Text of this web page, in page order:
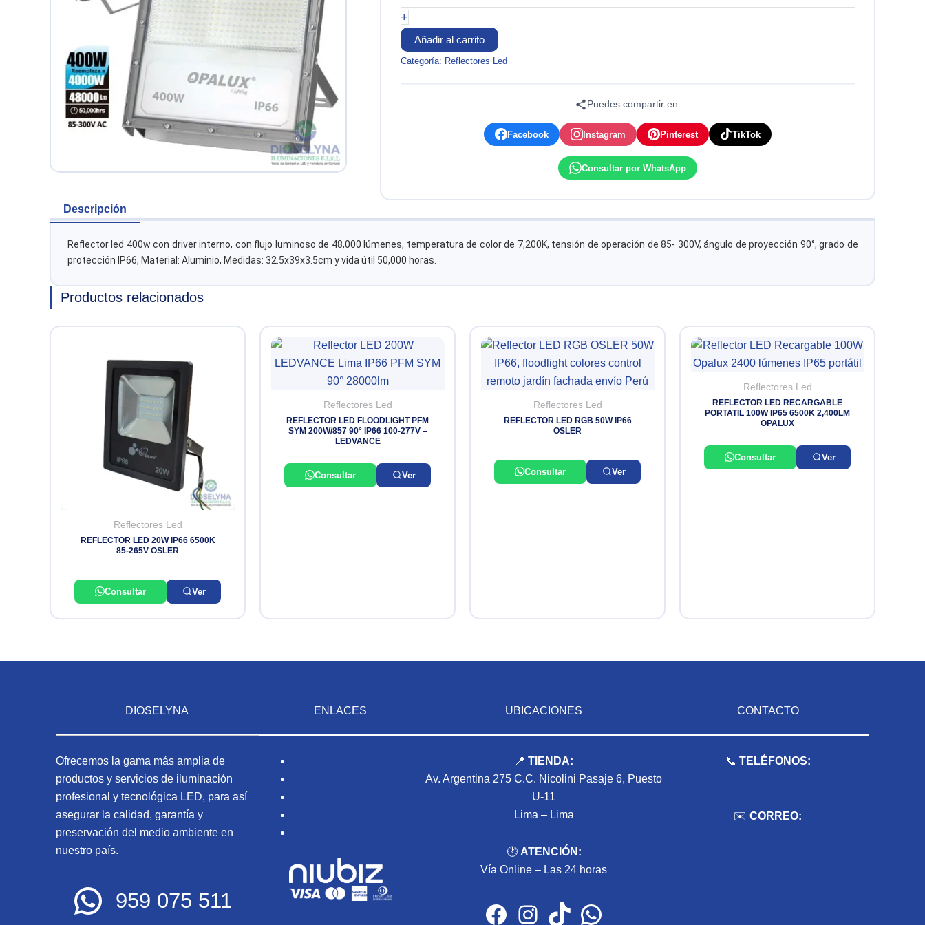
400PFL316-
CW
400W
IP66
7200K
+
Añadir al carrito
Categoría: Reflectores Led
Puedes compartir en:
Facebook Instagram Pinterest TikTok
Consultar por WhatsApp
Descripción
Reflector led 400w con driver interno, con flujo luminoso de 48,000 lúmenes, temperatura de color de 7,200K, tensión de operación de 85- 300V, ángulo de proyección 90°, grado de
protección IP66, Material: Aluminio, Medidas: 32.5x39x3.5cm y vida útil 50,000 horas.
Productos relacionados
Reflectores Led
REFLECTOR LED 20W IP66 6500K
85-265V OSLER
Consultar Ver
Reflectores Led
REFLECTOR LED FLOODLIGHT PFM
SYM 200W/857 90° IP66 100-277V –
LEDVANCE
Consultar Ver
Reflectores Led
REFLECTOR LED RGB 50W IP66
OSLER
Consultar Ver
Reflectores Led
REFLECTOR LED RECARGABLE
PORTATIL 100W IP65 6500K 2,400LM
OPALUX
Consultar Ver
DIOSELYNA
Ofrecemos la gama más amplia de
productos y servicios de iluminación
profesional y tecnológica LED, para así
asegurar la calidad, garantía y
preservación del medio ambiente en
nuestro país.
959 075 511
ENLACES UBICACIONES
📍TIENDA:
Av. Argentina 275 C.C. Nicolini Pasaje 6, Puesto
U-11
Lima – Lima
🕐 ATENCIÓN:
Vía Online – Las 24 horas
Facebook Instagram TikTok WhatsApp
CONTACTO
📞 TELÉFONOS:
✉️CORREO: